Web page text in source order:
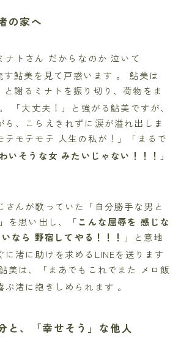
の家へ
ナトさん だからなのか 泣いて
鮎美を見て戸惑います 。 鮎美は
と謝るミナトを振り切り、荷物をま
。 「大丈夫！」と強がる鮎美ですが、
ら、こらえきれずに涙が溢れ出しま
テモテモテ 人生の私が！」「まるで
いそうな女 みたいじゃない！！！ 」
さんが歌っていた「自分勝手な男と
を思い出し、「こんな屈辱を 感じな
なら 野宿してやる！！！ 」と意地
に渚に助けを求めるLINEを送ります
美は、「まあでもこれでまた メロ飯
ぶ渚に抱きしめられます 。
と、「幸せそう」な他人